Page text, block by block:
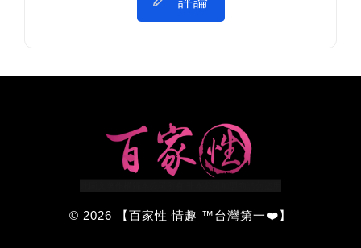
© 2026 【百家性 情趣 ™台灣第一❤️】